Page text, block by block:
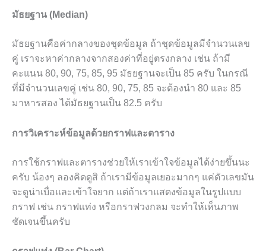
มัธยฐาน (Median)
มัธยฐานคือค่ากลางของชุดข้อมูล ถ้าชุดข้อมูลมีจำนวนเลข
คู่ เราจะหาค่ากลางจากสองค่าที่อยู่ตรงกลาง เช่น ถ้ามี
คะแนน 80, 90, 75, 85, 95 มัธยฐานจะเป็น 85 ครับ ในกรณี
ที่มีจำนวนเลขคู่ เช่น 80, 90, 75, 85 จะต้องนำ 80 และ 85
มาหารสอง ได้มัธยฐานเป็น 82.5 ครับ
การวิเคราะห์ข้อมูลด้วยกราฟและตาราง
การใช้กราฟและตารางช่วยให้เราเข้าใจข้อมูลได้ง่ายขึ้นนะ
ครับ น้องๆ ลองคิดดูสิ ถ้าเรามีข้อมูลเยอะมากๆ แค่ตัวเลขมัน
จะดูน่าเบื่อและเข้าใจยาก แต่ถ้าเราแสดงข้อมูลในรูปแบบ
กราฟ เช่น กราฟแท่ง หรือกราฟวงกลม จะทำให้เห็นภาพ
ชัดเจนขึ้นครับ